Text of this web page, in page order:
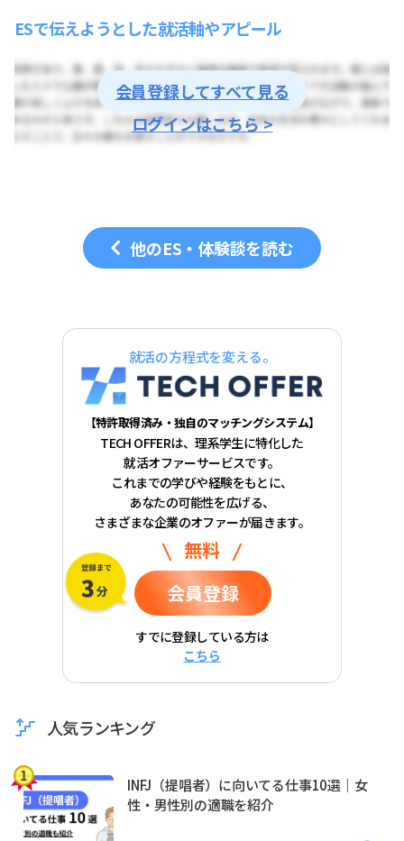
ESで伝えようとした就活軸やアピール
会員登録してすべて見る
ログインはこちら >
他のES・体験談を読む
就活の方程式を変える。
【特許取得済み・独自のマッチングシステム】
TECH OFFERは、理系学生に特化した
就活オファーサービスです。
これまでの学びや経験をもとに、
あなたの可能性を広げる、
さまざまな企業のオファーが届きます。
無料
会員登録
すでに登録している方は
こちら
人気ランキング
INFJ（提唱者）に向いてる仕事10選｜女
性・男性別の適職を紹介